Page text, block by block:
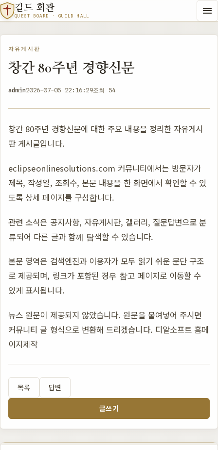
길드 회관
QUEST BOARD · GUILD HALL
자유게시판
창간 80주년 경향신문
admin2026-07-05 22:16:29조회 54
창간 80주년 경향신문에 대한 주요 내용을 정리한 자유게시
판 게시글입니다.
eclipseonlinesolutions.com 커뮤니티에서는 방문자가
제목, 작성일, 조회수, 본문 내용을 한 화면에서 확인할 수 있
도록 상세 페이지를 구성합니다.
관련 소식은 공지사항, 자유게시판, 갤러리, 질문답변으로 분
류되어 다른 글과 함께 탐색할 수 있습니다.
본문 영역은 검색엔진과 이용자가 모두 읽기 쉬운 문단 구조
로 제공되며, 링크가 포함된 경우 참고 페이지로 이동할 수
있게 표시됩니다.
뉴스 원문이 제공되지 않았습니다. 원문을 붙여넣어 주시면
커뮤니티 글 형식으로 변환해 드리겠습니다. 디알소프트 홈페
이지제작
목록 답변
글쓰기